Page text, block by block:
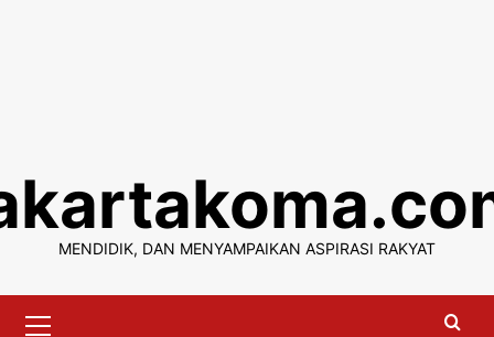
content
MENDIDIK, DAN MENYAMPAIKAN ASPIRASI RAKYAT
Menu